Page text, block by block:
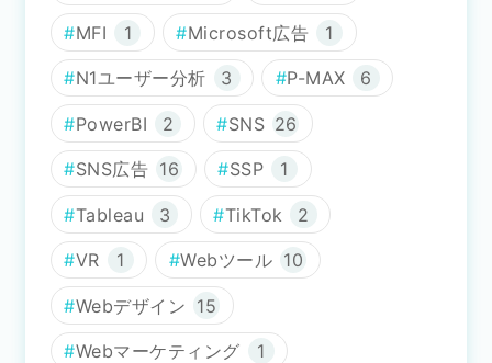
MFI 1 Microsoft広告 1
N1ユーザー分析 3 P-MAX 6
PowerBI 2 SNS 26
SNS広告 16 SSP 1
Tableau 3 TikTok 2
VR 1 Webツール 10
Webデザイン 15
Webマーケティング 1